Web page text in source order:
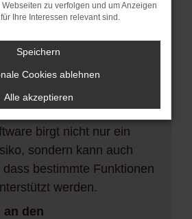
neu.
Probleme zu beheben.
dass dein Browser und
auf dem neuesten
birgt nicht nur ein
sondern kann auch
bestimmte Funktionen
werden.
an den
zu verfolgen und um Anzeigen
Ihre Interessen relevant sind.
Speichern
Cookies ablehnen
Alle akzeptieren